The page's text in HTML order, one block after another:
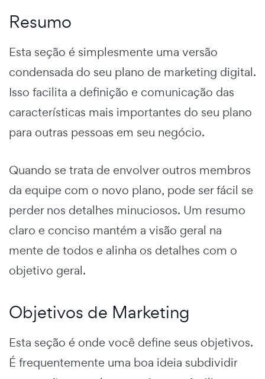
Resumo
Esta seção é simplesmente uma versão
condensada do seu plano de marketing digital.
Isso facilita a definição e comunicação das
características mais importantes do seu plano
para outras pessoas em seu negócio.
Quando se trata de envolver outros membros
da equipe com o novo plano, pode ser fácil se
perder nos detalhes minuciosos. Um resumo
claro e conciso mantém a visão geral na
mente de todos e alinha os detalhes com o
objetivo geral.
Objetivos de Marketing
Esta seção é onde você define seus objetivos.
É frequentemente uma boa ideia subdividir